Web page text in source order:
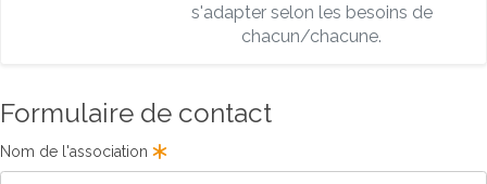
s'adapter selon les besoins de
chacun/chacune.
Formulaire de contact
Nom de l'association